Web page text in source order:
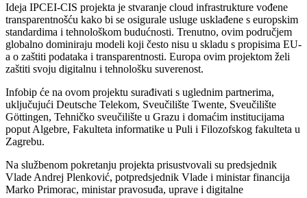
Ideja IPCEI-CIS projekta je stvaranje cloud infrastrukture vođene
transparentnošću kako bi se osigurale usluge usklađene s europskim
standardima i tehnološkom budućnosti. Trenutno, ovim područjem
globalno dominiraju modeli koji često nisu u skladu s propisima EU-
a o zaštiti podataka i transparentnosti. Europa ovim projektom želi
zaštiti svoju digitalnu i tehnološku suverenost.
Infobip će na ovom projektu surađivati s uglednim partnerima,
uključujući Deutsche Telekom, Sveučilište Twente, Sveučilište
Göttingen, Tehničko sveučilište u Grazu i domaćim institucijama
poput Algebre, Fakulteta informatike u Puli i Filozofskog fakulteta u
Zagrebu.
Na službenom pokretanju projekta prisustvovali su predsjednik
Vlade Andrej Plenković, potpredsjednik Vlade i ministar financija
Marko Primorac, ministar pravosuđa, uprave i digitalne